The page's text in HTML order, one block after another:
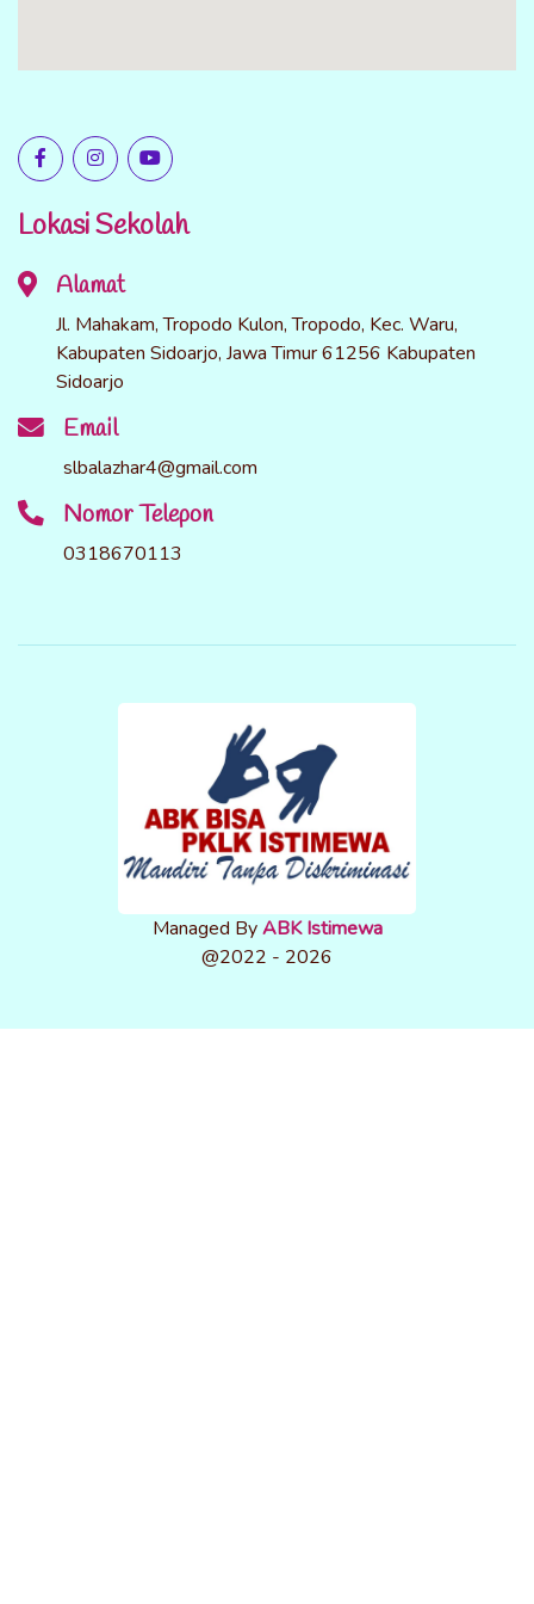
Lokasi Sekolah
Alamat
Jl. Mahakam, Tropodo Kulon, Tropodo, Kec. Waru,
Kabupaten Sidoarjo, Jawa Timur 61256 Kabupaten
Sidoarjo
Email
slbalazhar4@gmail.com
Nomor Telepon
0318670113
Managed ByABK Istimewa
@2022 - 2026